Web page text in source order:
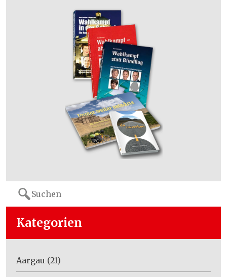
Search
for:
Kategorien
Aargau (21)